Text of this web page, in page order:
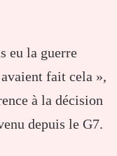
eu la guerre
fait cela »,
à la décision
depuis le G7.